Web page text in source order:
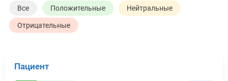
Все Положительные Нейтральные
Отрицательные
Пациент